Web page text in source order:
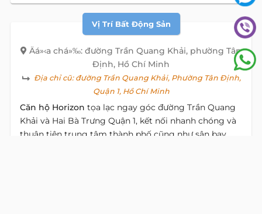
Vị Trí Bất Động Sản
Äá»‹a chá»‰: đường Trần Quang Khải, phường Tân
Định, Hồ Chí Minh
Địa chỉ cũ:đường Trần Quang Khải, Phường Tân Định,
Quận 1, Hồ Chí Minh
Căn hộ Horizon tọa lạc ngay góc đường Trần Quang
Khải và Hai Bà Trưng Quận 1, kết nối nhanh chóng và
thuận tiện trung tâm thành phố cũng như sân bay